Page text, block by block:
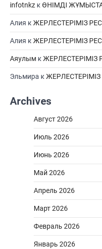
infotnkz к ӨНІМДІ
Алия к ЖЕРЛЕСТЕРІМІЗ
Алия к ЖЕРЛЕСТЕРІМІЗ
Аяулым к ЖЕРЛЕСТЕРІМІЗ
Эльмира к
Archives
Август 2026
Июль 2026
Июнь 2026
Май 2026
Апрель 2026
Март 2026
Февраль 2026
Январь 2026